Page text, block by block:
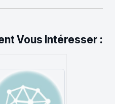
Vous Intéresser :